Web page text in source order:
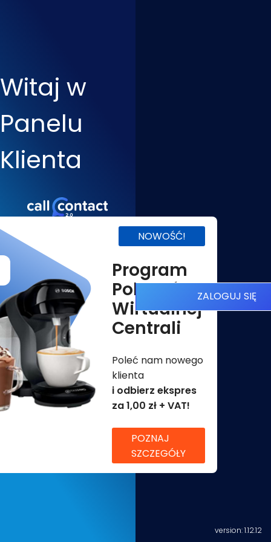
Witaj w
Panelu
Klienta
NOWOŚĆ!
Program
Poleceń
Wirtualnej
Centrali
Poleć nam nowego
klienta
i odbierz ekspres
za 1,00 zł + VAT!
POZNAJ
SZCZEGÓŁY
ZALOGUJ SIĘ
version: 1.12.12